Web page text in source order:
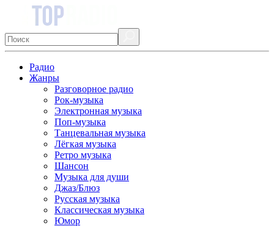
Радио
Жанры
Разговорное радио
Рок-музыка
Электронная музыка
Поп-музыка
Танцевальная музыка
Лёгкая музыка
Ретро музыка
Шансон
Музыка для души
Джаз/Блюз
Русская музыка
Классическая музыка
Юмор